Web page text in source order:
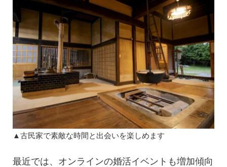
▲古民家で素敵な時間と出会いを楽しめます
最近では、オンラインの婚活イベントも増加傾向